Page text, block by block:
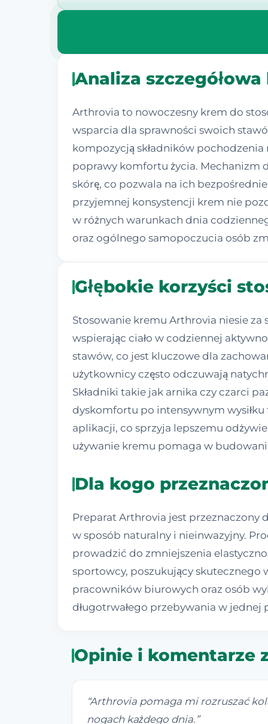
Analiza
Arthrovia to nowoczesny krem do
wsparcia dla sprawności swoich
kompozycją składników
poprawy komfortu życia. Mechanizm
skórę, co pozwala na ich
przyjemnej konsystencji krem nie
w różnych warunkach dnia
oraz ogólnego samopoczucia osób
Głębokie korzyści
Stosowanie kremu Arthrovia niesie
wspierając ciało w codziennej
stawów, co jest kluczowe dla
użytkownicy często odczuwają
Składniki takie jak arnika czy czarci
dyskomfortu po intensywnym
aplikacji, co sprzyja lepszemu
używanie kremu pomaga w
Dla kogo
Preparat Arthrovia jest przeznaczony
w sposób naturalny i nieinwazyjny.
prowadzić do zmniejszenia
sportowcy, poszukujący skutecznego
pracowników biurowych oraz osób
długotrwałego przebywania w jednej
Opinie i komentarze
“Arthrovia pomaga mi rozruszać
nogach każdego dnia. ”